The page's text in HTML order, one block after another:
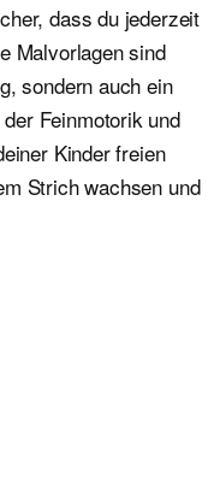
dass du jederzeit
Malvorlagen sind
sondern auch ein
Feinmotorik und
Kinder freien
Strich wachsen und